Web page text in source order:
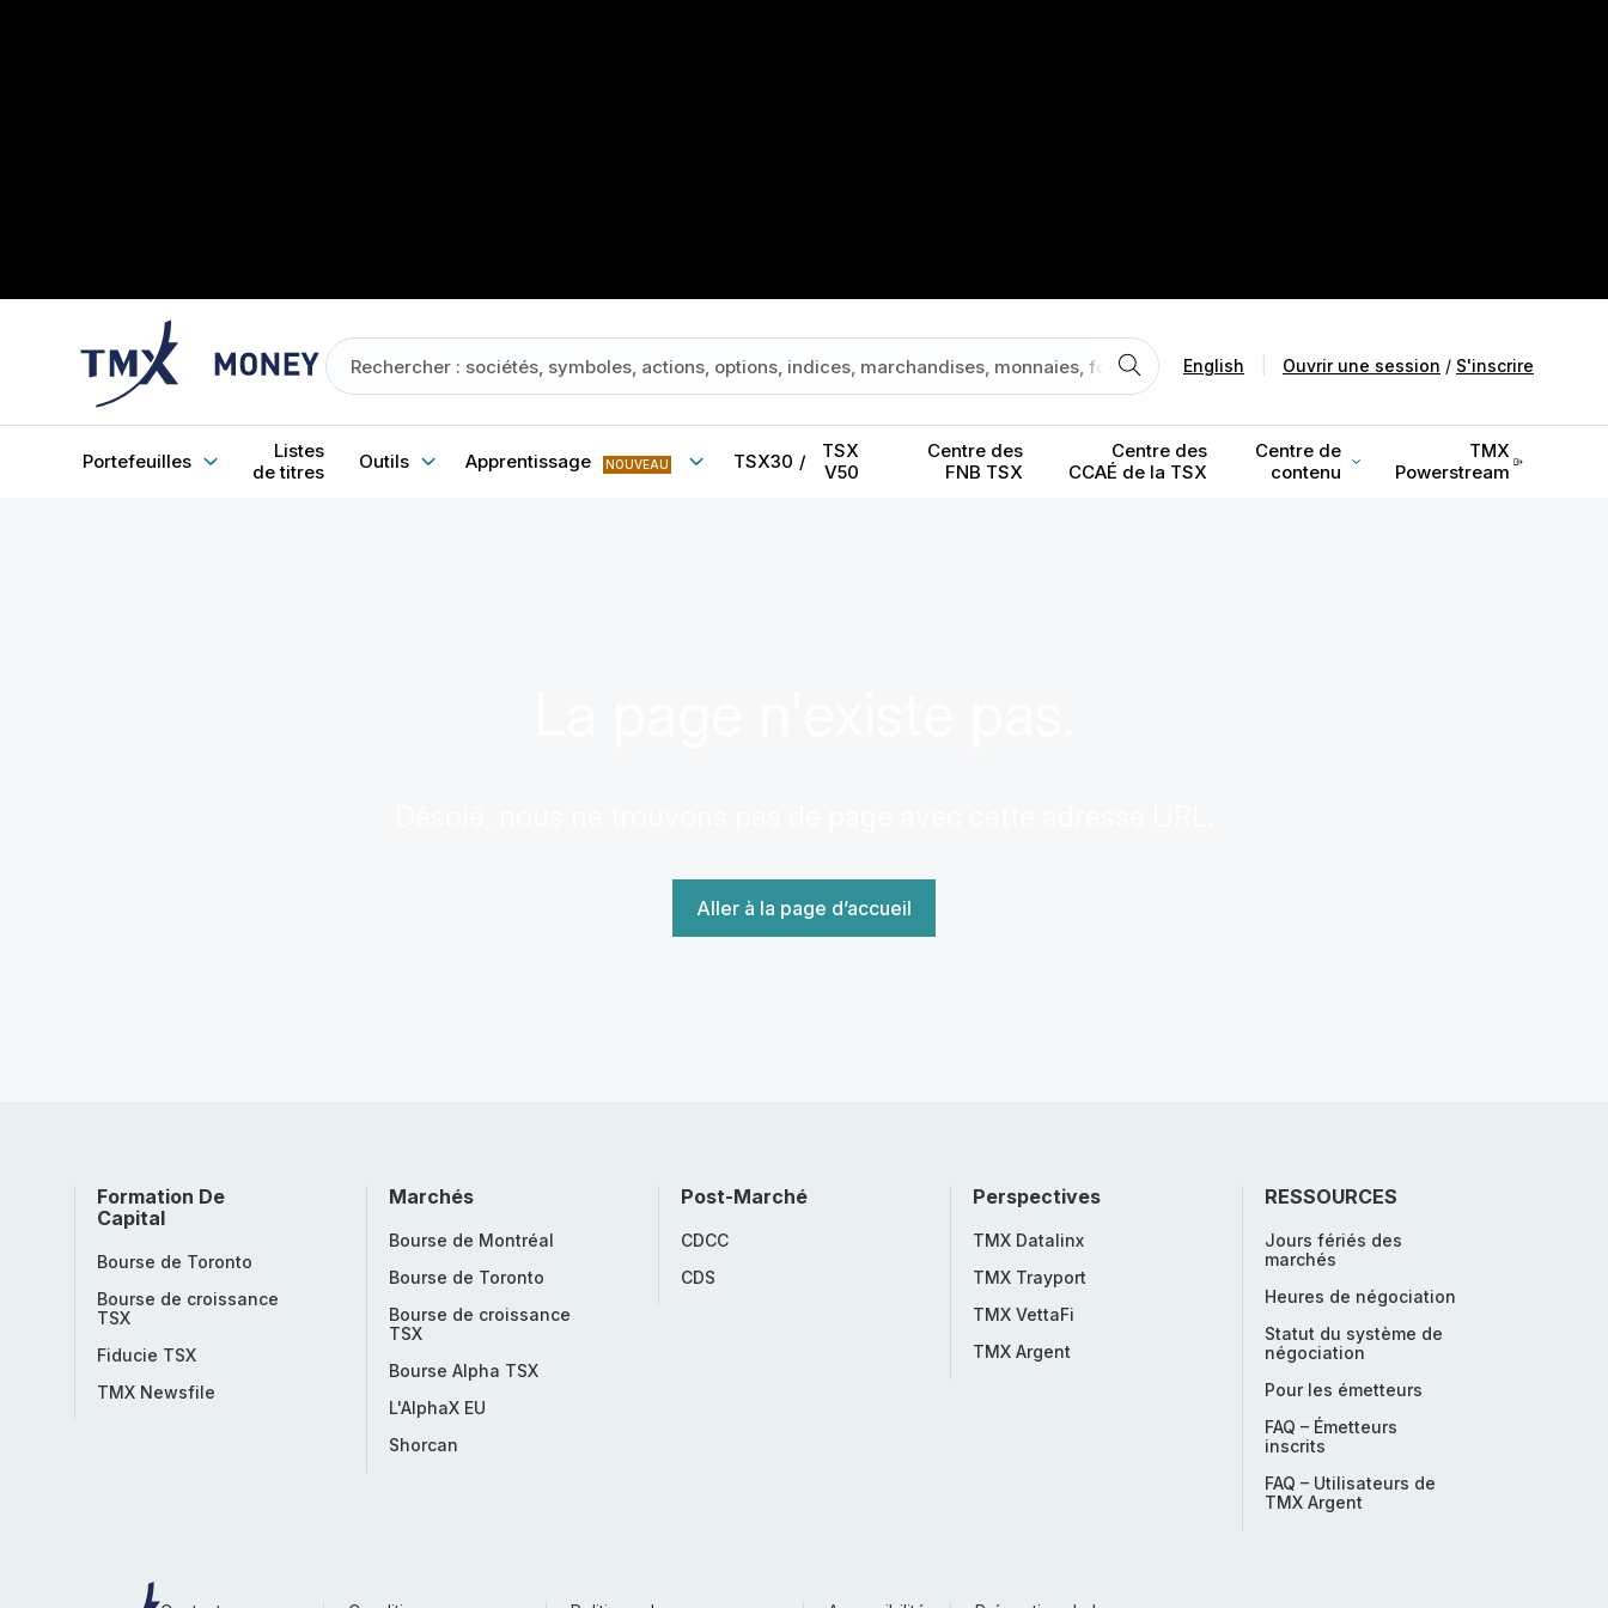
English Ouvrir une session / S'inscrire
Portefeuilles
Listes
de titres
Outils Apprentissage NOUVEAU TSX30 /
TSX
V50
Centre des
FNB TSX
Centre des
CCAÉ de la TSX
Centre de
contenu
TMX
Powerstream
Aller à la page d’accueil
Formation De
Capital
Bourse de Toronto
Bourse de croissance
TSX
Fiducie TSX
TMX Newsfile
Marchés
Bourse de Montréal
Bourse de Toronto
Bourse de croissance
TSX
Bourse Alpha TSX
L'AlphaX EU
Shorcan
Post-Marché
CDCC
CDS
Perspectives
TMX Datalinx
TMX Trayport
TMX VettaFi
TMX Argent
RESSOURCES
Jours fériés des
marchés
Heures de négociation
Statut du système de
négociation
Pour les émetteurs
FAQ – Émetteurs
inscrits
FAQ – Utilisateurs de
TMX Argent